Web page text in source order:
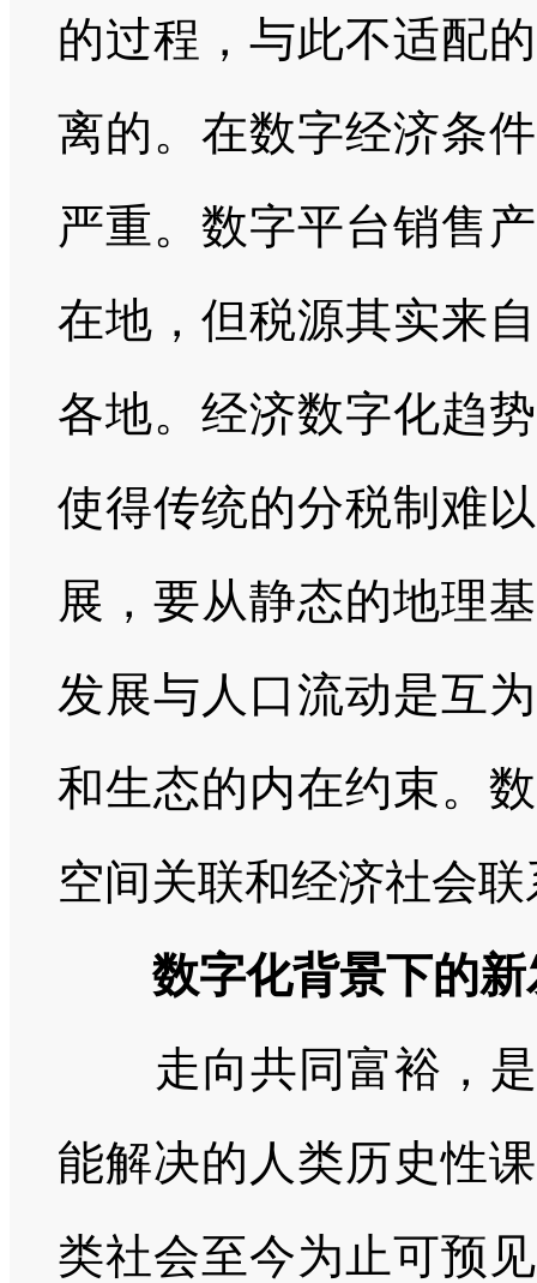
的过程，与此不适配
离的。在数字经济条
严重。数字平台销售
在地，但税源其实来
各地。经济数字化趋
使得传统的分税制难
展，要从静态的地理
发展与人口流动是互
和生态的内在约束。
空间关联和经济社会
数字化背景下的
走向共同富裕，是
能解决的人类历史性
类社会至今为止可预